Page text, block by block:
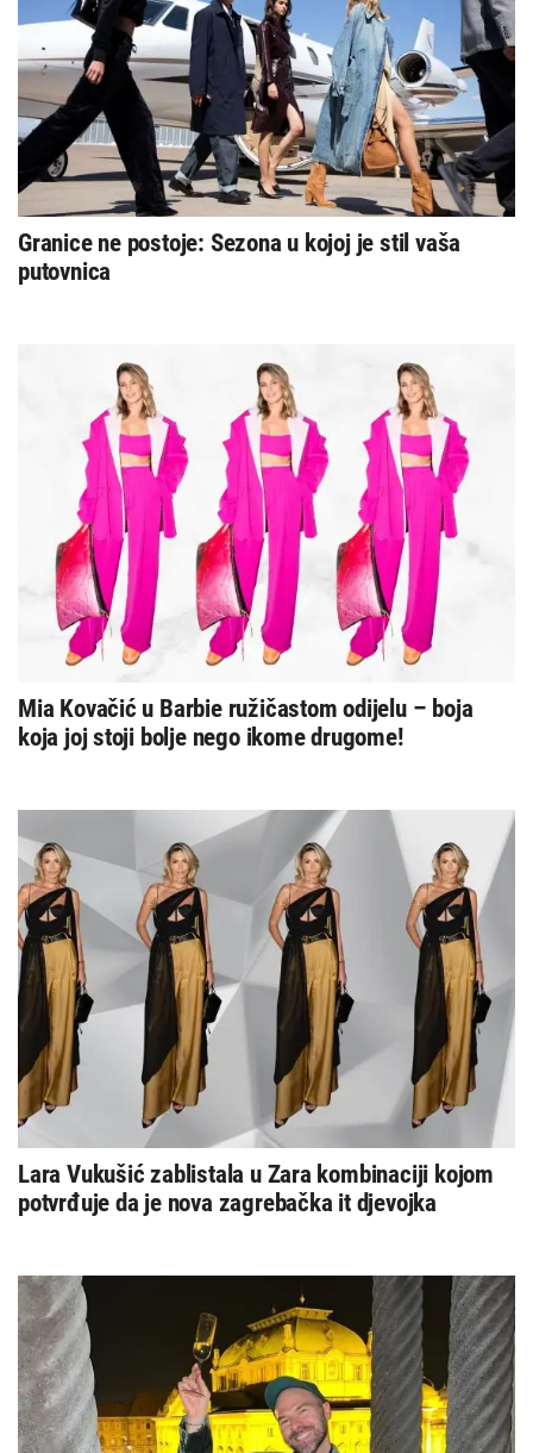
Granice ne postoje: Sezona u kojoj je stil vaša
putovnica
Mia Kovačić u Barbie ružičastom odijelu – boja
koja joj stoji bolje nego ikome drugome!
Lara Vukušić zablistala u Zara kombinaciji kojom
potvrđuje da je nova zagrebačka it djevojka